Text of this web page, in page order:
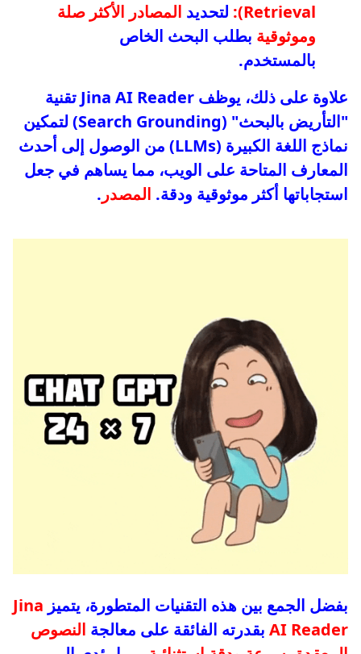
Retrieval):
لتحديد المصادر الأكثر صلة
وموثوقية بطلب البحث الخاص
بالمستخدم.
علاوة على ذلك، يوظف Jina AI Reader تقنية
"التأريض بالبحث" (Search Grounding) لتمكين
نماذج اللغة الكبيرة (LLMs) من الوصول إلى أحدث
المعارف المتاحة على الويب، مما يساهم في جعل
استجاباتها أكثر موثوقية ودقة. المصدر .
بفضل الجمع بين هذه التقنيات المتطورة، يتميز Jina
AI Reader بقدرته الفائقة على معالجة النصوص